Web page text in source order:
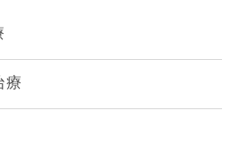
療